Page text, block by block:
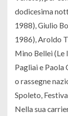
dodicesima
1988), Giulio
1986), Aroldo
Mino Bellei (Le
Pagliai e Paola
o rassegne
Spoleto,
Nella sua